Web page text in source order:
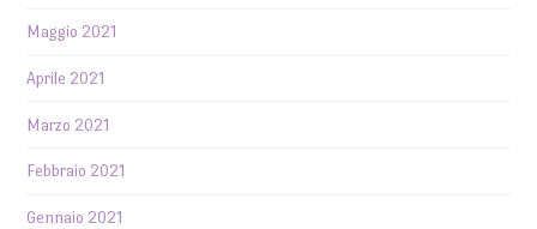
Maggio 2021
Aprile 2021
Marzo 2021
Febbraio 2021
Gennaio 2021